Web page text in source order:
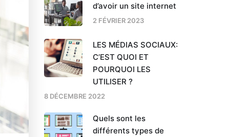
d’avoir un site internet
2 FÉVRIER 2023
LES MÉDIAS SOCIAUX:
C’EST QUOI ET
POURQUOI LES
UTILISER ?
8 DÉCEMBRE 2022
Quels sont les
différents types de